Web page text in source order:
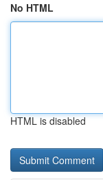
No HTML
HTML is disabled